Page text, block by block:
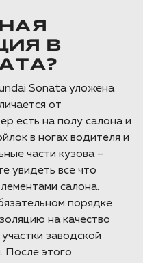
В
Sonata уложена
от
есть на полу салона и
в ногах водителя и
части кузова –
увидеть все что
салона.
порядке
на качество
заводской
После этого